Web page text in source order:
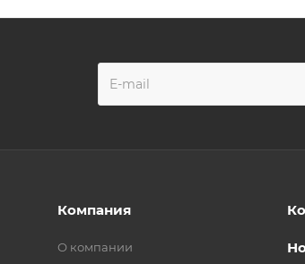
Компания
О компании